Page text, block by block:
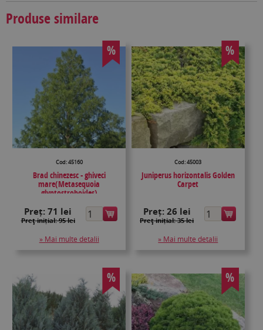
Produse similare
%
Cod: 45160
Brad chinezesc - ghiveci
mare(Metasequoia
glyptostroboides)
Preț:71 lei
Preţ inițial: 95 lei
» Mai multe detalii
%
Cod: 45003
Juniperus horizontalis Golden
Carpet
Preț: 26 lei
Preţ inițial: 35 lei
» Mai multe detalii
% %